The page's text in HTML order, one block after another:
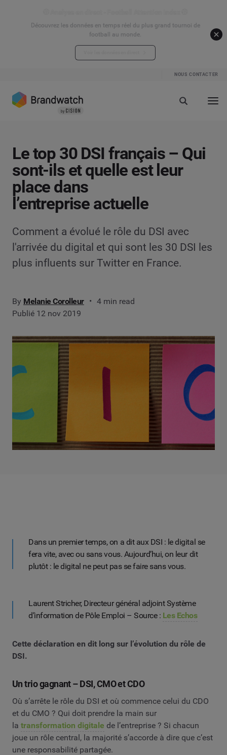
Découvrez les données en temps réel du plus grand tournoi de
football au monde.
NOUS CONTACTER
Le top 30 DSI français – Qui
sont-ils et quelle est leur
place dans
l’entreprise actuelle
Comment a évolué le rôle du DSI avec
l'arrivée du digital et qui sont les 30 DSI les
plus influents sur Twitter en France.
By Melanie Corolleur
4 min read
Publié 12 nov 2019
Dans un premier temps, on a dit aux DSI : le digital se
fera vite, avec ou sans vous. Aujourd’hui, on leur dit
plutôt : le digital ne peut pas se faire sans vous.
Laurent Stricher, Directeur général adjoint Système
d’information de Pôle Emploi – Source : Les Echos
Cette déclaration en dit long sur l’évolution du rôle de
DSI.
Un trio gagnant – DSI, CMO et CDO
Où s’arrête le rôle du DSI et où commence celui du CDO
et du CMO ? Qui doit prendre la main sur
la transformation digitale de l’entreprise ? Si chacun
joue un rôle central, la majorité s’accorde à dire que c’est
une responsabilité partagée.